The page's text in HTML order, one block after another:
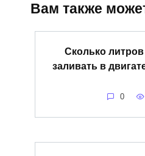
Вам также
Сколько
заливать в
0